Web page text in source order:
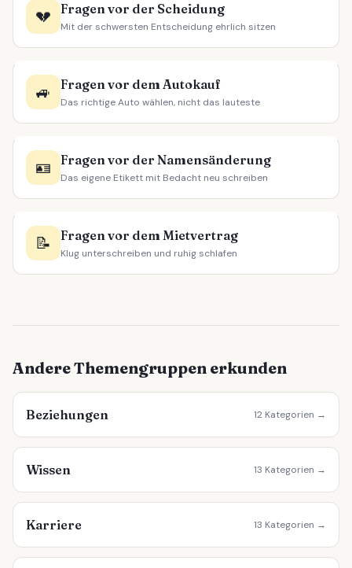
💔 Fragen vor der Scheidung
Mit der schwersten Entscheidung ehrlich sitzen
🚙 Fragen vor dem Autokauf
Das richtige Auto wählen, nicht das lauteste
🪪 Fragen vor der Namensänderung
Das eigene Etikett mit Bedacht neu schreiben
📝 Fragen vor dem Mietvertrag
Klug unterschreiben und ruhig schlafen
Andere Themengruppen erkunden
Beziehungen 12 Kategorien →
Wissen 13 Kategorien →
Karriere 13 Kategorien →